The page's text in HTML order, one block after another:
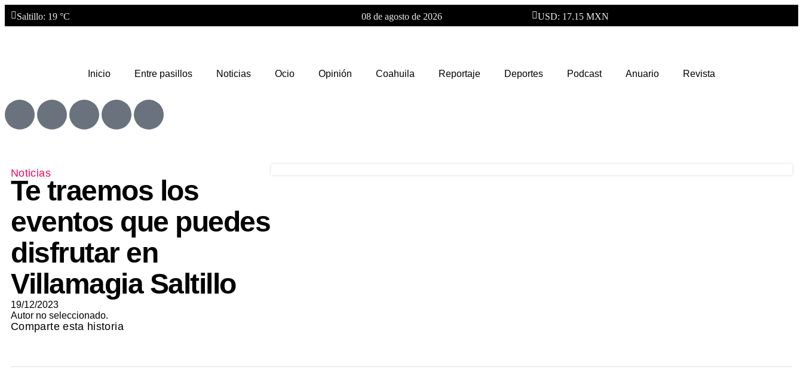
Saltillo: 19 °C 08 de agosto de 2026 USD: 17.15 MXN
Inicio Entre pasillos Noticias Ocio Opinión Coahuila Reportaje Deportes Podcast Anuario Revista
Noticias
Te traemos los
eventos que puedes
disfrutar en
Villamagia Saltillo
19/12/2023
Autor no seleccionado.
Comparte esta historia